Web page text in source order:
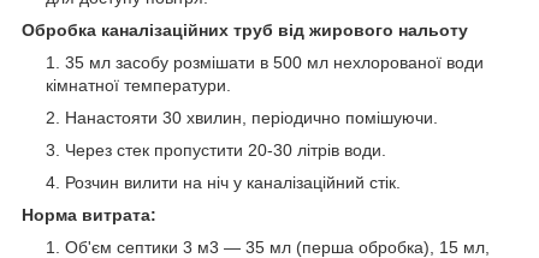
Обробка каналізаційних труб від жирового нальоту
35 мл засобу розмішати в 500 мл нехлорованої води
кімнатної температури.
Нанастояти 30 хвилин, періодично помішуючи.
Через стек пропустити 20-30 літрів води.
Розчин вилити на ніч у каналізаційний стік.
Норма витрата:
Об'єм септики 3 м3 — 35 мл (перша обробка), 15 мл,